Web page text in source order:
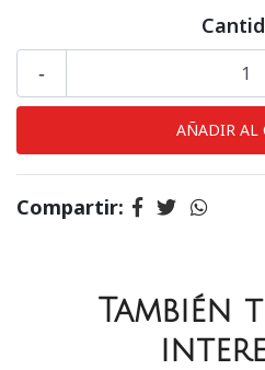
-
Compartir:
También